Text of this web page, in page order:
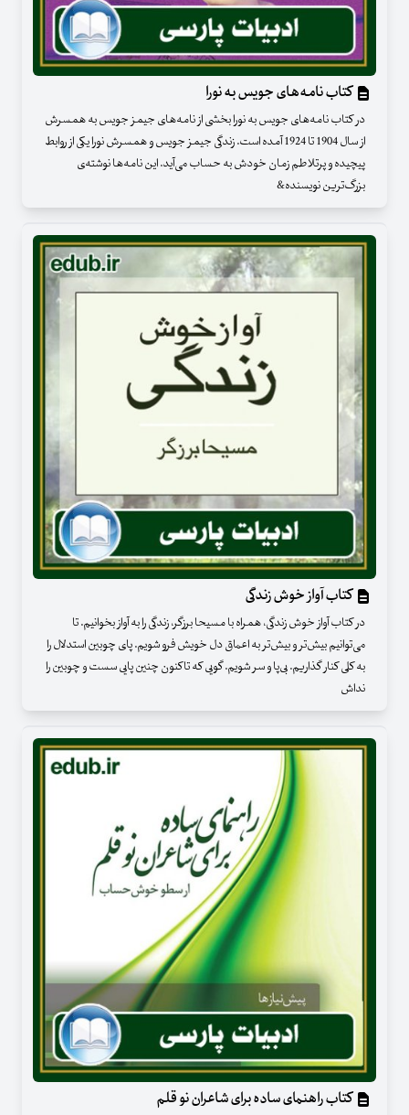
کتاب نامه‌های جویس به نورا
در کتاب نامه‌های جویس به نورا بخشی از نامه‌های جیمز جویس به همسرش
از سال 1904 تا 1924 آمده است. زندگی جیمز جویس و همسرش نورا یکی از روابط
پیچیده و پرتلاطم زمان خودش به حساب می‌آید. این نامه‌ها نوشته‌ی
بزرگ‌ترین نویسنده&
کتاب آواز خوش زندگی
در کتاب آواز خوش زندگی، همراه با مسیحا برزگر، زندگى را به آواز بخوانیم. تا
مى‌توانیم بیش‌تر و بیش‌تر به اعماق دل خویش فرو شویم. پاى چوبین استدلال را
به کلى کنار گذاریم. بى‌پا و سر شویم. گویى که تاکنون چنین پایى سست و چوبین را
نداش
کتاب راهنمای ساده برای شاعران نو قلم